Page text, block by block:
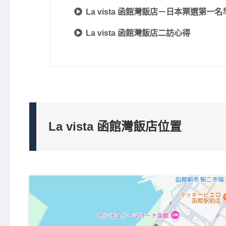
La vista 函館灣飯店－日本票選第一名
La vista 函館灣飯店二訪心得
La vista 函館灣飯店位置